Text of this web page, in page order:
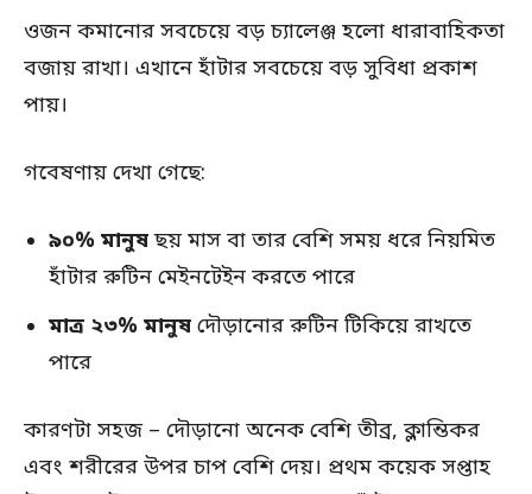
ওজন কমানোর সবচেয়ে বড় চ্যালেঞ্জ হলো ধারাবাহিকতা
বজায় রাখা। এখানে হাঁটার সবচেয়ে বড় সুবিধা প্রকাশ
পায়।
গবেষণায় দেখা গেছে:
৯০% মানুষছয় মাস বা তার বেশি সময় ধরে নিয়মিত
হাঁটার রুটিন মেইনটেইন করতে পারে
মাত্র ২৩% মানুষ দৌড়ানোর রুটিন টিকিয়ে রাখতে
পারে
কারণটা সহজ – দৌড়ানো অনেক বেশি তীব্র, ক্লান্তিকর
এবং শরীরের উপর চাপ বেশি দেয়। প্রথম কয়েক সপ্তাহ